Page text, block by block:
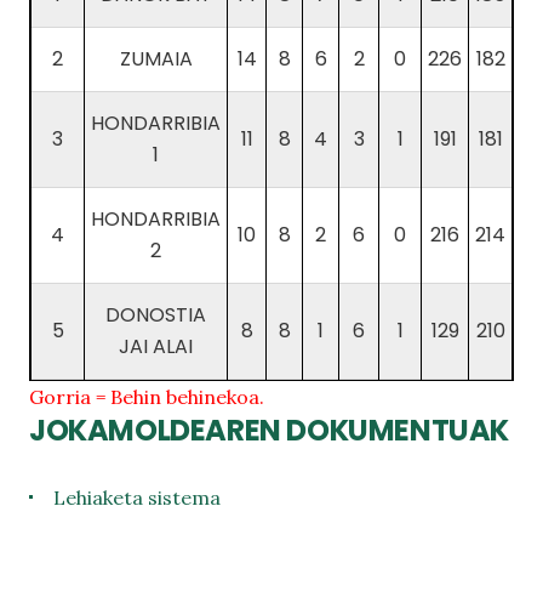
2 ZUMAIA 14 8 6 2 0 226 182
3
HONDARRIBIA
1
11 8 4 3 1 191 181
4
HONDARRIBIA
2
10 8 2 6 0 216 214
5
DONOSTIA
JAI ALAI
8 8 1 6 1 129 210
Gorria = Behin behinekoa.
JOKAMOLDEAREN DOKUMENTUAK
Lehiaketa sistema